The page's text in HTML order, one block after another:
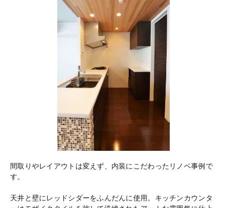
間取りやレイアウトは変えず、内装にこだわったリノベ事例で
す。
天井と壁にレッドシダーをふんだんに使用。キッチンカウンタ